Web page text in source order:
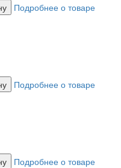
Подробнее о товаре
Подробнее о товаре
Подробнее о товаре